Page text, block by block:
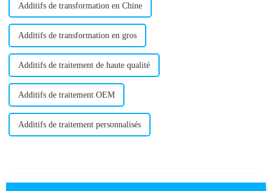
Additifs de transformation en Chine
Additifs de transformation en gros
Additifs de traitement de haute qualité
Additifs de traitement OEM
Additifs de traitement personnalisés